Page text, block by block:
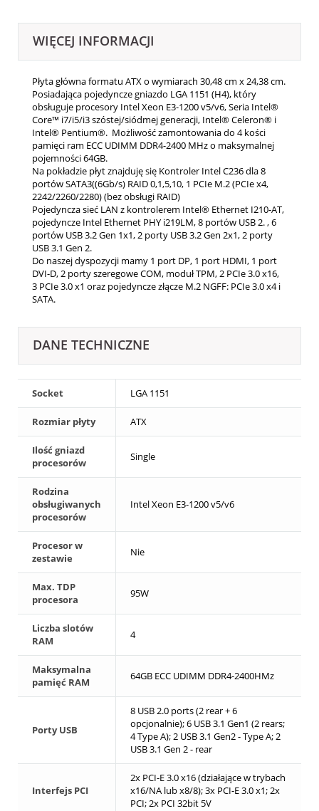
WIĘCEJ INFORMACJI
Płyta główna formatu ATX o wymiarach 30,48 cm x 24,38 cm.
Posiadająca pojedyncze gniazdo LGA 1151 (H4), który
obsługuje procesory Intel Xeon E3-1200 v5/v6, Seria Intel®
Core™ i7/i5/i3 szóstej/siódmej generacji, Intel® Celeron® i
Intel® Pentium®. Możliwość zamontowania do 4 kości
pamięci ram ECC UDIMM DDR4-2400 MHz o maksymalnej
pojemności 64GB.
Na pokładzie płyt znajduję się Kontroler Intel C236 dla 8
portów SATA3((6Gb/s) RAID 0,1,5,10, 1 PCIe M.2 (PCIe x4,
2242/2260/2280) (bez obsługi RAID)
Pojedyncza sieć LAN z kontrolerem Intel® Ethernet I210-AT,
pojedyncze Intel Ethernet PHY i219LM, 8 portów USB 2. , 6
portów USB 3.2 Gen 1x1, 2 porty USB 3.2 Gen 2x1, 2 porty
USB 3.1 Gen 2.
Do naszej dyspozycji mamy 1 port DP, 1 port HDMI, 1 port
DVI-D, 2 porty szeregowe COM, moduł TPM, 2 PCIe 3.0 x16,
3 PCIe 3.0 x1 oraz pojedyncze złącze M.2 NGFF: PCIe 3.0 x4 i
SATA.
DANE TECHNICZNE
Socket LGA 1151
Rozmiar płyty ATX
Ilość gniazd
procesorów
Single
Rodzina
obsługiwanych
procesorów
Intel Xeon E3-1200 v5/v6
Procesor w
zestawie
Nie
Max. TDP
procesora
95W
Liczba slotów
RAM
4
Maksymalna
pamięć RAM
64GB ECC UDIMM DDR4-2400HMz
Porty USB
8 USB 2.0 ports (2 rear + 6
opcjonalnie); 6 USB 3.1 Gen1 (2 rears;
4 Type A); 2 USB 3.1 Gen2 - Type A; 2
USB 3.1 Gen 2 - rear
Interfejs PCI
2x PCI-E 3.0 x16 (działające w trybach
x16/NA lub x8/8); 3x PCI-E 3.0 x1; 2x
PCI; 2x PCI 32bit 5V